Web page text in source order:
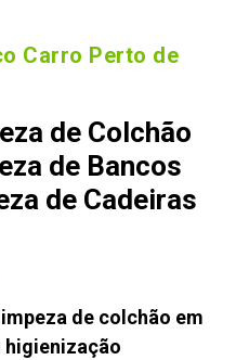
Carro Perto de
de Colchão
de Bancos
de Cadeiras
de colchão em
higienização